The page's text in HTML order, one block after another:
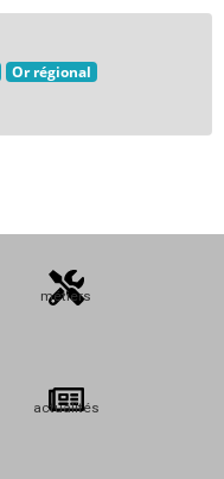
Or régional
métiers
actualités